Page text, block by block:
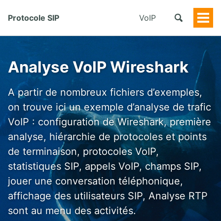
Protocole SIP VoIP
Analyse VoIP Wireshark
A partir de nombreux fichiers d’exemples,
on trouve ici un exemple d’analyse de trafic
VoIP : configuration de Wireshark, première
analyse, hiérarchie de protocoles et points
de terminaison, protocoles VoIP,
statistiques SIP, appels VoIP, champs SIP,
jouer une conversation téléphonique,
affichage des utilisateurs SIP, Analyse RTP
sont au menu des activités.